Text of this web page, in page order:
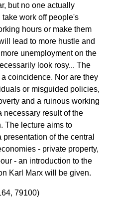
but no one actually
work off people's
hours or make them
lead to more hustle and
unemployment on the
look rosy... The
coincidence. Nor are they
or misguided policies,
and a ruinous working
necessary result of the
The lecture aims to
of the central
- private property,
- an introduction to the
Karl Marx will be given.
79100)